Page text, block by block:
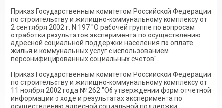
Приказ Государственным комитетом Российской Федерации
по строительству и жилищно-коммунальному комплексу от
2 сентября 2002 г. N 197 "О рабочей группе по вопросам
отработки результатов эксперимента по осуществлению
адресной социальной поддержки населения по оплате
жилья и коммунальных услуг с использованием
персонифицированных социальных счетов".
Приказ Государственным комитетом Российской Федерации
по строительству и жилищно-коммунальному комплексу от
11 ноября 2002 года № 262 "Об утверждении форм отчетной
информации о ходе и результатах эксперимента по
осуществлению адресной социальной поддержки